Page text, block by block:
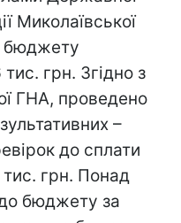
Миколаївської
бюджету
грн. Згідно з
ГНА, проведено
–
до сплати
грн. Понад
бюджету за